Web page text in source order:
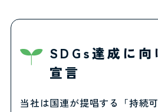
SDGs達成に向
宣言
当社は国連が提唱する「持続